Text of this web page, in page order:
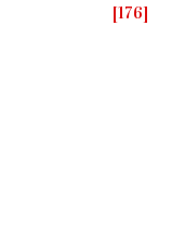
176